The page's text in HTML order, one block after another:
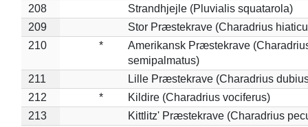
208
Strandhjejle (Pluvialis squatarola)
209
Stor Præstekrave (Charadrius
210
*
Amerikansk Præstekrave
semipalmatus)
211
Lille Præstekrave (Charadrius
212
*
Kildire (Charadrius vociferus)
213
Kittlitz' Præstekrave (Charadrius